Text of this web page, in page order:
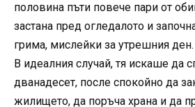
половина пъти повече пари от
застана пред огледалото и
грима, мислейки за утрешния ден.
В идеалния случай, тя искаше да
дванадесет, после спокойно да
жилището, да поръча храна и да